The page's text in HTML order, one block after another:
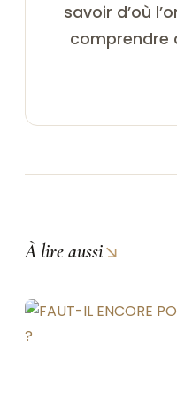
savoir d’où
comprendre
À lire aussi↘